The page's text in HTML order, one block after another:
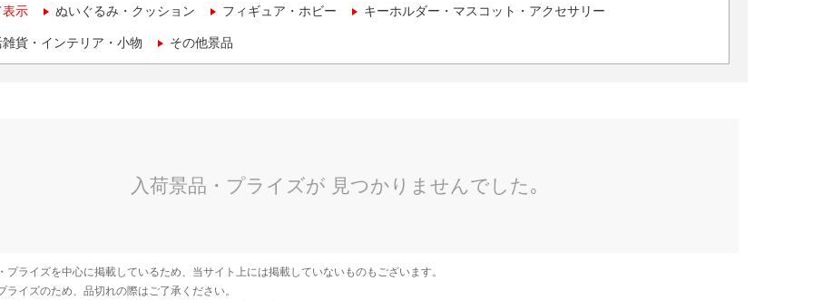
表示 ぬいぐるみ・クッション フィギュア・ホビー キーホルダー・マスコット・アクセサリー
貨・インテリア・小物 その他景品